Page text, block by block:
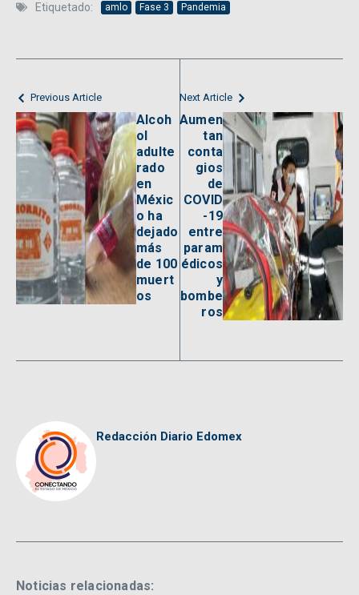
Etiquetado: amlo Fase 3 Pandemia
Previous Article
Alcoh
ol
adulte
rado
en
Méxic
o ha
dejado
más
de 100
muert
os
Next Article
Aumen
tan
conta
gios
de
COVID
-19
entre
param
édicos
y
bombe
ros
Redacción Diario Edomex
Noticias relacionadas: